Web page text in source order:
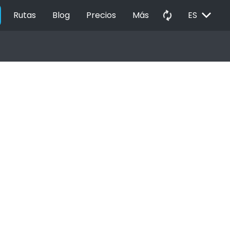
Rutas Blog Precios Más autorenew ES EXPAND_MORE